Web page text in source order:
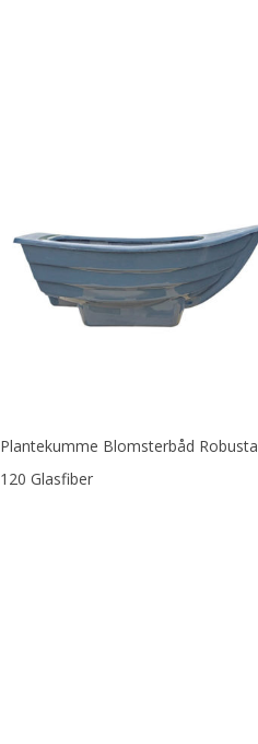
Plantekumme Blomsterbåd Robusta
120 Glasfiber